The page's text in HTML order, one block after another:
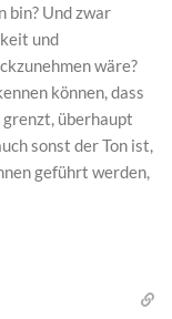
bin? Und zwar
und
wäre?
können, dass
überhaupt
sonst der Ton ist,
geführt werden,